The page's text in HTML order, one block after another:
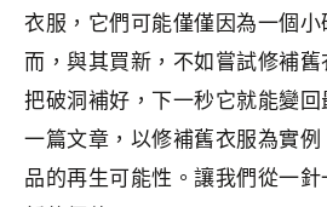
衣服，它們可能僅僅因為一個
而，與其買新，不如嘗試修補
把破洞補好，下一秒它就能變
一篇文章，以修補舊衣服為實
品的再生可能性。讓我們從一